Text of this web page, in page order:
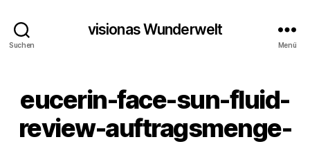
Suchen
visionas Wunderwelt
Menü
eucerin-face-sun-fluid-
review-auftragsmenge-